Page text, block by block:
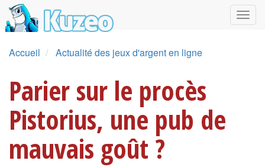
Accueil Actualité des jeux d'argent en ligne
Parier sur le procès
Pistorius, une pub de
mauvais goût ?